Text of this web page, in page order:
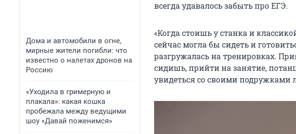
Дома и автомобили в огне,
мирные жители погибли: что
известно о налетах дронов на
Россию
«Уходила в гримерную и
плакала»: какая кошка
пробежала между ведущими
шоу «Давай поженимся»
всегда удавалось забыть про ЕГЭ.
«Когда стоишь у станка и
сейчас могла бы сидеть и
разгружалась на тренировках.
сидишь, прийти на занятие,
увидеться со своими